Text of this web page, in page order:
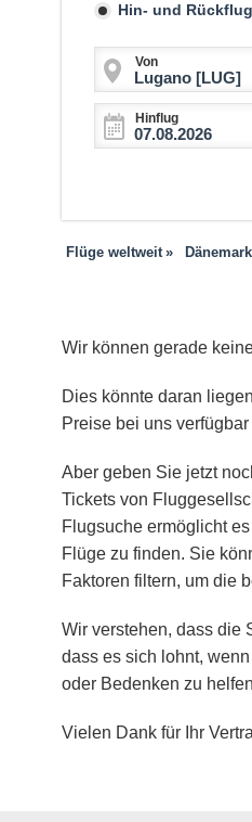
Hin- und Rückflug
Von
Hinflug
Flüge weltweit Dänemark
Wir können gerade
Dies könnte daran
Preise bei uns verfügbar
Aber geben Sie jetzt
Tickets von
Flugsuche ermöglicht
Flüge zu finden. Sie
Faktoren filtern, um die
Wir verstehen, dass die
dass es sich lohnt,
oder Bedenken zu
Vielen Dank für Ihr